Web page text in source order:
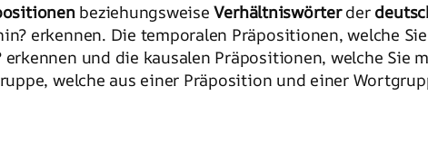
beziehungsweiseVerhältniswörterder
erkennen. Die temporalen Präpositionen, welche
und die kausalen Präpositionen, welche Sie
welche aus einer Präposition und einer